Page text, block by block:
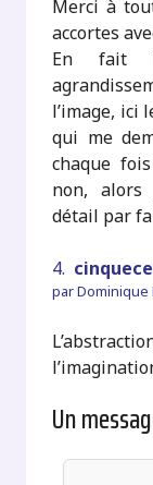
Merci à
accortes
En fait
l’image, ici
qui me
chaque
non,
détail par
4.
parDominique
Un